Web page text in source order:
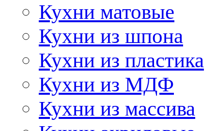
Кухни матовые
Кухни из шпона
Кухни из пластика
Кухни из МДФ
Кухни из массива